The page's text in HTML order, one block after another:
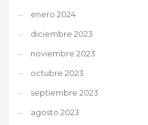
enero 2024
diciembre 2023
noviembre 2023
octubre 2023
septiembre 2023
agosto 2023